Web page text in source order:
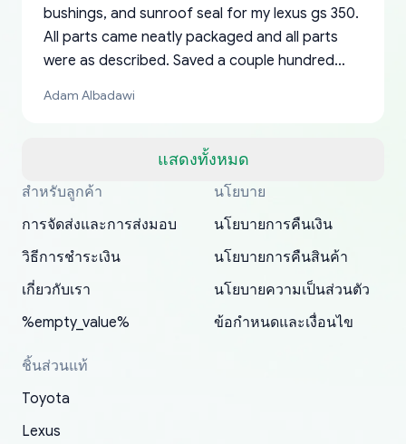
แสดงทั้งหมด
bushings, and sunroof seal for my lexus gs 350.
All parts came neatly packaged and all parts
were as described. Saved a couple hundred
a matter of days. Very professional company as
well, I forgot to add my apartment number in
my address and contacted them with the
correct information. They updated my address
promptly. Will 100% be returning to order parts
Adam Albadawi
Thank you, yoshiparts.com for the responsive
customer service and for being a reliable
have ordered from yoshi three times within
2022. The first two orders were received timely
and with no problems. The third order was not
received at all. According to yoshi's shipper, the
parcel was lost somewhere within the U.S.
replacement order was shipped and received.
The only reason for giving them 4 stars instead
South Guam
OEM parts at prices that nobody else can beat.
Fast shipping to USA… I’m happy!
P. Ginez
Basically, this is my 6th time ordering parts for
my XRs (which is hard to find these days). Item
19 delays which is understandable, the package
is packed well! More so, I am genuinely happy
about the updates whether the item I added to
my cart is available or not. It's hassle free, I've
had troubles on my previous orders but they
and giving me updates.
All genuine oem parts all in perfect condition I
have told everyone about this site very reliable
appreciate everything.
Jay W
I am so shocked at good time, all just because
needed parts for making my cars more
mudguards,flares ) area insane good shape for
my VDJ79, thank you yoshi, for caring
packaging and also because i can look for all
parts needed for upgrading from LX to VX
toyota!.
YANAN RAMIREZ GONZALEZ
สำหรับลูกค้า
การจัดส่งและการส่งมอบ
วิธีการชำระเงิน
เกี่ยวกับเรา
%empty_value%
นโยบาย
นโยบายการคืนเงิน
นโยบายการคืนสินค้า
นโยบายความเป็นส่วนตัว
ข้อกำหนดและเงื่อนไข
ชิ้นส่วนแท้
Toyota
Lexus